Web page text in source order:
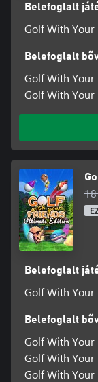
Belefoglalt
Golf With Your
Belefoglalt
Golf With Your
Golf With Your
Belefoglalt
Golf With Your
Belefoglalt
Golf With Your
Golf With Your
Golf With Your